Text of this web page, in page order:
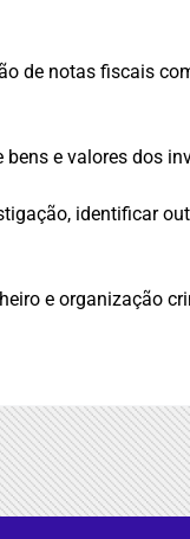
de notas fiscais
e valores dos
identificar
e organização